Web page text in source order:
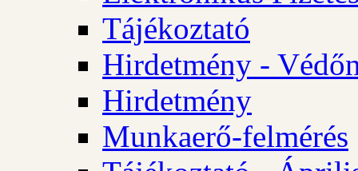
Tájékoztató
Hirdetmény -
Hirdetmény
Munkaerő-felmérés